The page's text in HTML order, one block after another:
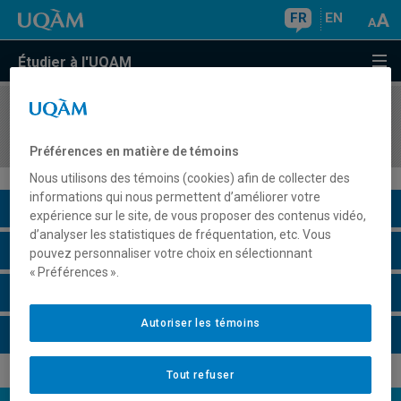
FR EN
Étudier à l'UQAM
COURS//
Description du cours
Horaire - Été 2026
Préférences en matière de témoins
Nous utilisons des témoins (cookies) afin de collecter des
informations qui nous permettent d’améliorer votre
expérience sur le site, de vous proposer des contenus vidéo,
d’analyser les statistiques de fréquentation, etc. Vous
pouvez personnaliser votre choix en sélectionnant
« Préférences ».
Tout refuser
Autoriser les témoins